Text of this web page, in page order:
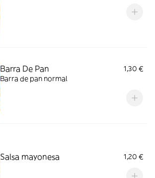
Barra De Pan
1,30 €
Barra de pan normal
Salsa mayonesa 1,20 €